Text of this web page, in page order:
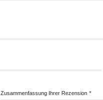
*
Zusammenfassung Ihrer Rezension